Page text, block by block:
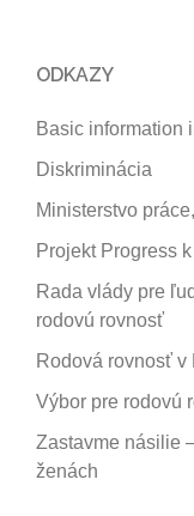
ODKAZY
Basic information
Diskriminácia
Ministerstvo
Projekt Progress
Rada vlády pre
rodovú rovnosť
Rodová rovnosť v
Výbor pre rodovú
Zastavme násilie
ženách